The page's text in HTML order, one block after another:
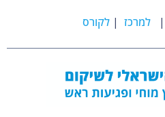
| למרכז | לקורס